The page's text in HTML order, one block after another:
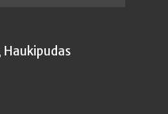
Haukipudas